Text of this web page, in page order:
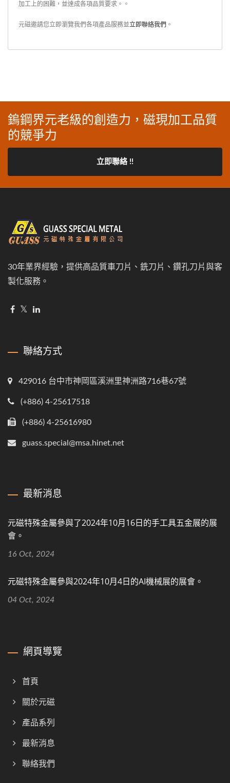
加工上的困難，並達成各項品質要求。。
元磁邀請您立即瀏覽我們各項產品服務並立即聯絡我們 。
鎢鋼界元老級的創造力，磁現加工品質
的競爭力
立即聯絡 !!
30年業界經驗，提供高品質車刀片、銑刀片、鑽孔刀片與客
製化服務。
聯絡方式
429016 台中市神岡區溪洲里神洲路716巷67號
(+886) 4-25617518
(+886) 4-25616980
guass.special@msa.hinet.net
最新消息
元磁特殊金屬參與了2024年10月16日的手工具五金展的展
會。
16 Oct, 2024
元磁特殊金屬參與2024年10月4日的AI機械展的展會。
04 Oct, 2024
網頁導覽
首頁
關於元磁
產品系列
最新消息
聯絡我們